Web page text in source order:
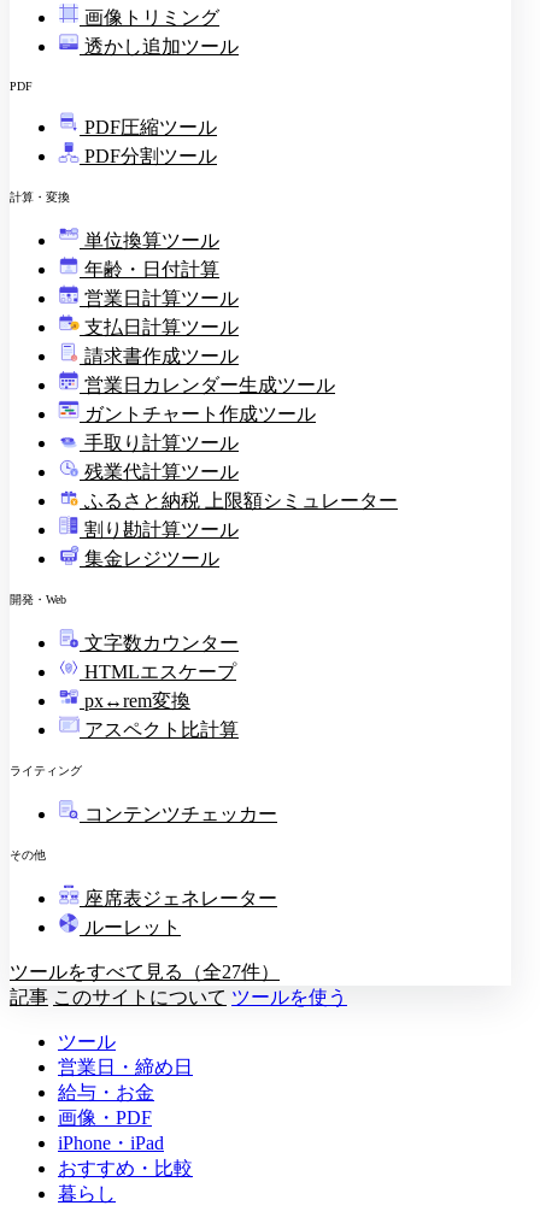
画像トリミング
透かし追加ツール
PDF
PDF圧縮ツール
PDF分割ツール
計算・変換
単位換算ツール
年齢・日付計算
営業日計算ツール
¥ 支払日計算ツール
印
請求書作成ツール
営業日カレンダー生成ツール
ガントチャート作成ツール
手取り計算ツール
残業代計算ツール
ふるさと納税 上限額シミュレーター
割り勘計算ツール
集金レジツール
開発・Web
文字数カウンター
HTMLエスケープ
px↔rem変換
アスペクト比計算
ライティング
コンテンツチェッカー
その他
教壇
座席表ジェネレーター
ルーレット
ツールをすべて見る（全27件）
記事 このサイトについて ツールを使う
ツール
営業日・締め日
給与・お金
画像・PDF
iPhone・iPad
おすすめ・比較
暮らし